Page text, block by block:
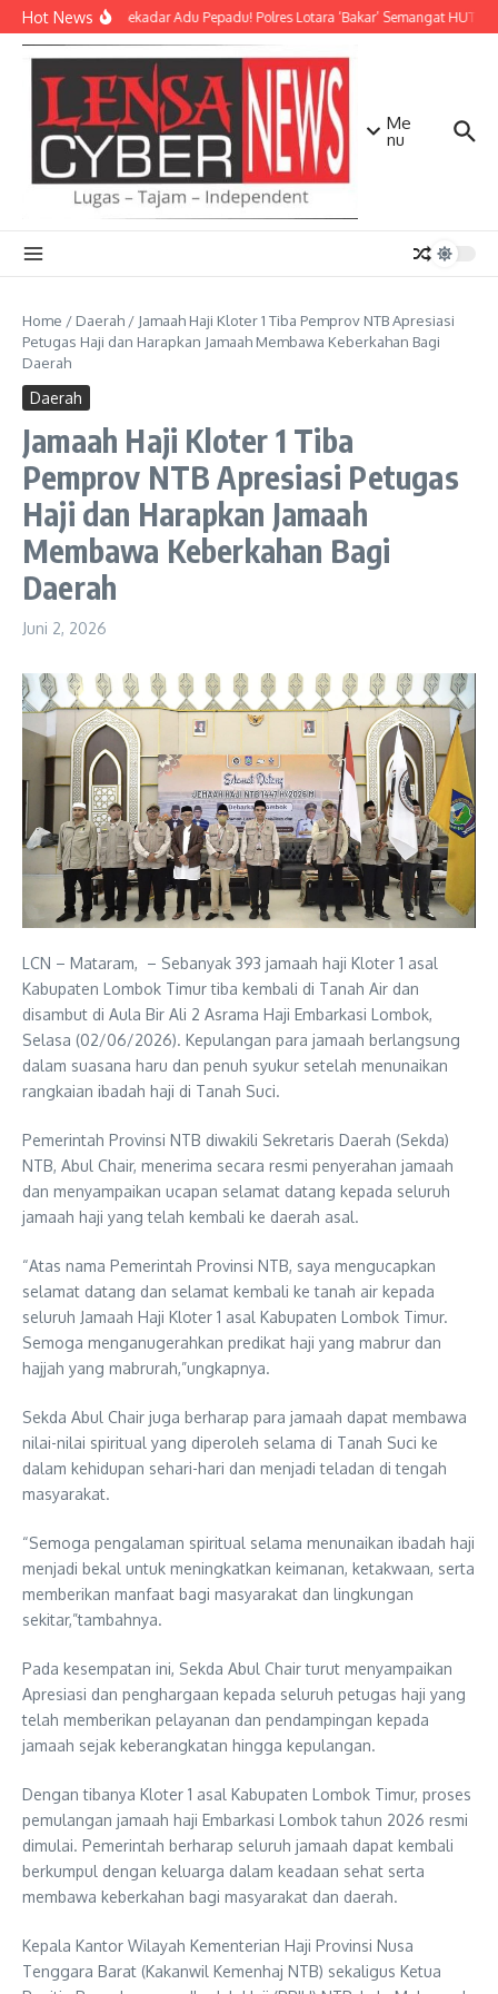
Lewati ke konten
Hot NewsBukan Sekadar Adu Pepadu! Polres Lotara ‘Bakar’ Semangat HUT
Me
nu
Home / Daerah / Jamaah Haji Kloter 1 Tiba Pemprov NTB Apresiasi
Petugas Haji dan Harapkan Jamaah Membawa Keberkahan Bagi
Daerah
Daerah
Jamaah Haji Kloter 1 Tiba
Pemprov NTB Apresiasi Petugas
Haji dan Harapkan Jamaah
Membawa Keberkahan Bagi
Daerah
Juni 2, 2026
LCN – Mataram, – Sebanyak 393 jamaah haji Kloter 1 asal
Kabupaten Lombok Timur tiba kembali di Tanah Air dan
disambut di Aula Bir Ali 2 Asrama Haji Embarkasi Lombok,
Selasa (02/06/2026). Kepulangan para jamaah berlangsung
dalam suasana haru dan penuh syukur setelah menunaikan
rangkaian ibadah haji di Tanah Suci.
Pemerintah Provinsi NTB diwakili Sekretaris Daerah (Sekda)
NTB, Abul Chair, menerima secara resmi penyerahan jamaah
dan menyampaikan ucapan selamat datang kepada seluruh
jamaah haji yang telah kembali ke daerah asal.
“Atas nama Pemerintah Provinsi NTB, saya mengucapkan
selamat datang dan selamat kembali ke tanah air kepada
seluruh Jamaah Haji Kloter 1 asal Kabupaten Lombok Timur.
Semoga menganugerahkan predikat haji yang mabrur dan
hajjah yang mabrurah,”ungkapnya.
Sekda Abul Chair juga berharap para jamaah dapat membawa
nilai-nilai spiritual yang diperoleh selama di Tanah Suci ke
dalam kehidupan sehari-hari dan menjadi teladan di tengah
masyarakat.
“Semoga pengalaman spiritual selama menunaikan ibadah haji
menjadi bekal untuk meningkatkan keimanan, ketakwaan, serta
memberikan manfaat bagi masyarakat dan lingkungan
sekitar,”tambahnya.
Pada kesempatan ini, Sekda Abul Chair turut menyampaikan
Apresiasi dan penghargaan kepada seluruh petugas haji yang
telah memberikan pelayanan dan pendampingan kepada
jamaah sejak keberangkatan hingga kepulangan.
Dengan tibanya Kloter 1 asal Kabupaten Lombok Timur, proses
pemulangan jamaah haji Embarkasi Lombok tahun 2026 resmi
dimulai. Pemerintah berharap seluruh jamaah dapat kembali
berkumpul dengan keluarga dalam keadaan sehat serta
membawa keberkahan bagi masyarakat dan daerah.
Kepala Kantor Wilayah Kementerian Haji Provinsi Nusa
Tenggara Barat (Kakanwil Kemenhaj NTB) sekaligus Ketua